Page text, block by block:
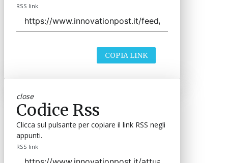
RSS link
COPIA LINK
close
Codice Rss
Clicca sul pulsante per copiare il link RSS negli
appunti.
RSS link